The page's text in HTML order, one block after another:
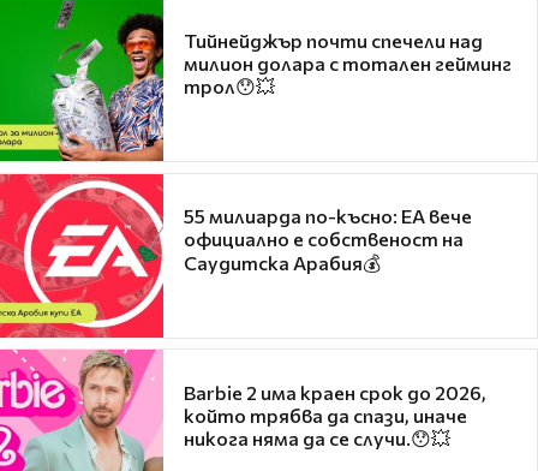
Тийнейджър почти спечели над
милион долара с тотален гейминг
трол😯💥
55 милиарда по-късно: EA вече
официално е собственост на
Саудитска Арабия💰
Barbie 2 има краен срок до 2026,
който трябва да спази, иначе
никога няма да се случи.😯💥